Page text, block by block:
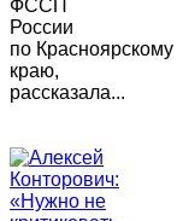
ФССП
России
по Красноярскому
краю,
рассказала...